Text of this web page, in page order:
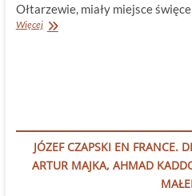
Ołtarzewie, miały miejsce
WięcejJeden,
JÓZEF CZAPSKI EN FRANCE.
ARTUR MAJKA, AHMAD